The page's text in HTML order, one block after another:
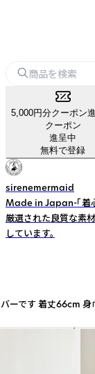
5,000円分クーポン
クーポン
進呈中
無料で登録
sirenemermaid
Made in Japan-「着
厳選された良質な素
しています。
群のプ